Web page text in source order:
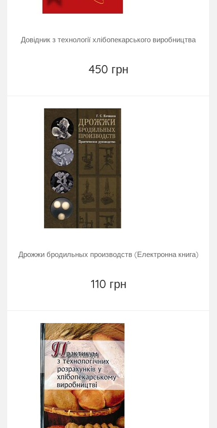
Довідник з технології хлібопекарського виробництва
450 грн
Дрожжи бродильных производств (Електронна книга)
110 грн